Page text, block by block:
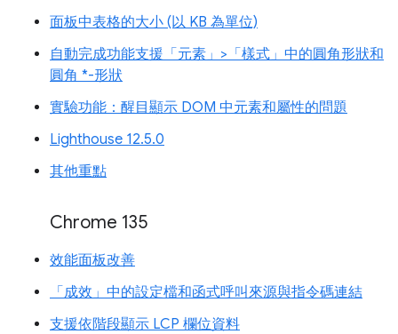
面板中表格的大小 (以 KB 為單位)
自動完成功能支援「元素」>「樣式」中的圓角形狀和
圓角 *-形狀
實驗功能：醒目顯示 DOM 中元素和屬性的問題
Lighthouse 12.5.0
其他重點
Chrome 135
效能面板改善
「成效」中的設定檔和函式呼叫來源與指令碼連結
支援依階段顯示 LCP 欄位資料